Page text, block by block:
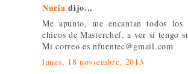
Nuria dijo...
Me apunto, me encantan todos
chicos de Masterchef, a ver si tengo
Mi correo es nfuentec@gmail.com
lunes, 18 noviembre, 2013